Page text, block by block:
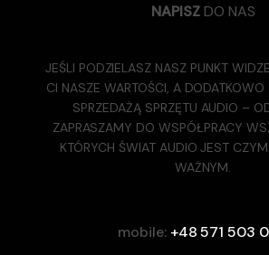
NAPISZ DO NAS
JEŚLI PODZIELASZ NASZ PUNKT
CI NASZE WARTOŚCI, A
SPRZEDAŻĄ SPRZĘTU AUDIO –
ZAPRASZAMY DO WSPÓŁPRACY
KTÓRYCH ŚWIAT AUDIO JEST
WAŻNYM.
mobile: +48 571 503